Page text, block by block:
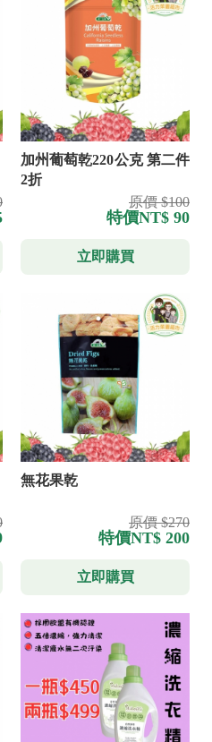
加州葡萄乾220公克 第二件
2折
原價 $100
特價NT$ 90
立即購買
無花果乾
原價 $270
特價NT$ 200
立即購買